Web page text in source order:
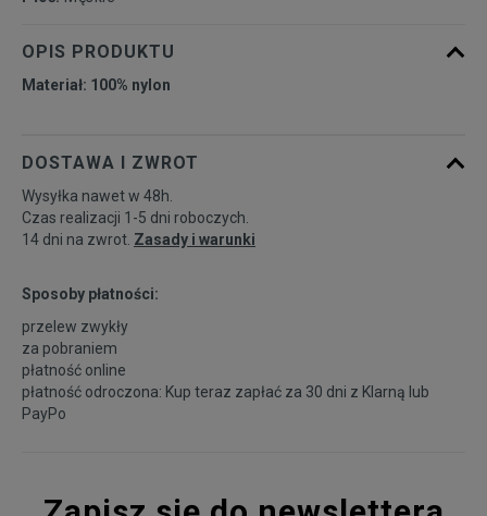
XXXL
Powiadom o
dostępności
OPIS PRODUKTU
Materiał: 100% nylon
DOSTAWA I ZWROT
Wysyłka nawet w 48h.
Czas realizacji 1-5 dni roboczych.
14 dni na zwrot. Zasady i warunki
Sposoby płatności:
przelew zwykły
za pobraniem
płatność online
płatność odroczona: Kup teraz zapłać za 30 dni z Klarną lub
PayPo